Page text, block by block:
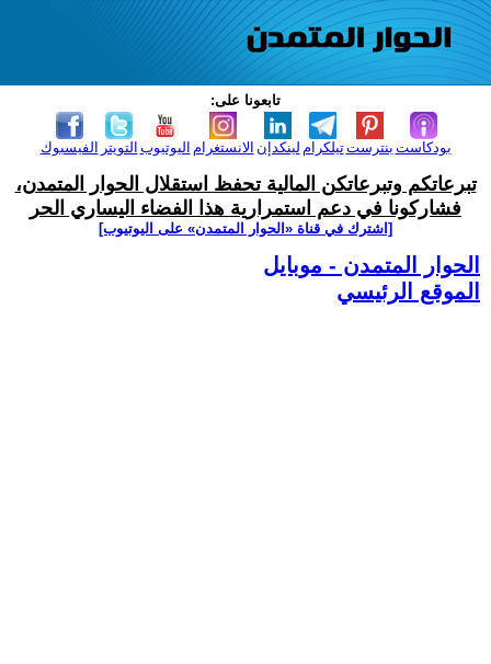
تابعونا على:
الفيسبوك التويتر اليوتيوب الانستغرام لينكدإن تيلكرامبنترست بودكاست
تبرعاتكم وتبرعاتكن المالية تحفظ استقلال الحوار المتمدن،
فشاركونا في دعم استمرارية هذا الفضاء اليساري الحر
[اشترك في قناة ‫«الحوار المتمدن» على اليوتيوب]
الحوار المتمدن - موبايل
الموقع الرئيسي